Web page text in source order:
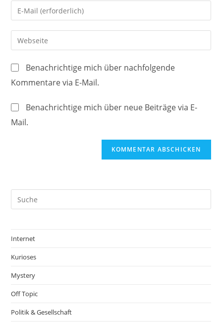
Namen
oder
Benutzernamen
zum
ein
Gib
deine
E-
Mail-
zum
Kommentieren
Gib
deine
Website-
URL
ein
Benachrichtige mich über nachfolgende
Kommentare via E-Mail.
Benachrichtige mich über neue Beiträge via E-
Mail.
Internet
Kurioses
Mystery
Off Topic
Politik & Gesellschaft